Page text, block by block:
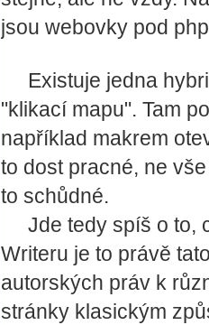
jsou webovky pod
Existuje jedna
"klikací mapu". Tam
například makrem
to dost pracné, ne
to schůdné.
Jde tedy spíš o to,
Writeru je to právě
autorských práv k
stránky klasickým